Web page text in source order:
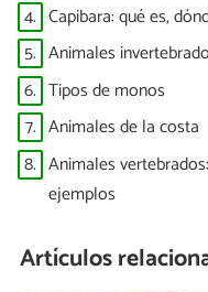
4. Capibara: qué es,
5. Animales
6. Tipos de monos
7. Animales de la costa
8. Animales
ejemplos
Artículos